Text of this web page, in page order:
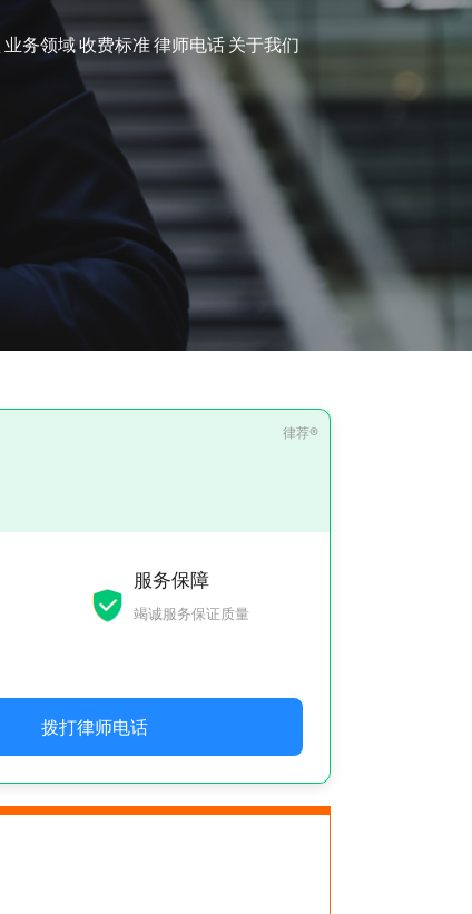
业务领域收费标准律师电话关于我们
服务保障
竭诚服务保证质量
拨打律师电话